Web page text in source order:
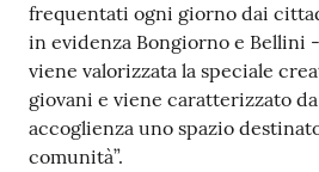
frequentati ogni giorno dai
in evidenza Bongiorno e Bellini
viene valorizzata la speciale
giovani e viene caratterizzato
accoglienza uno spazio
comunità”.